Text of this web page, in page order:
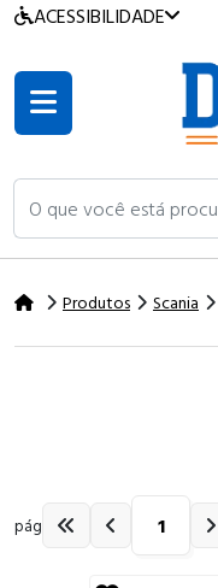
ACESSIBILIDADE
O que você está procurando?
Produtos Scania
pág